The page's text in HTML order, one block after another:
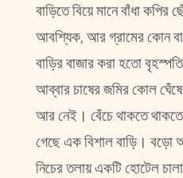
বাড়িতে বিয়ে মানে বাঁধা
আবশ্যিক, আর গ্রামের কোন
বাড়ির বাজার করা হতো
আব্বার চাষের জমির কোল
আর নেই। বেঁচে থাকতে থাকতে
গেছে এক বিশাল বাড়ি। বড়ো
নিচের তলায় একটি হোটেল